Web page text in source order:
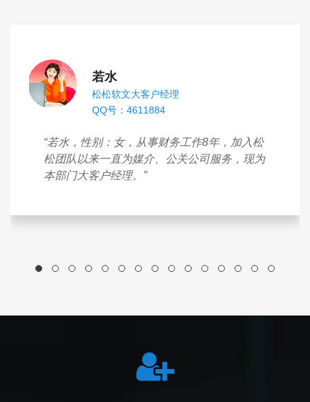
若水
松松软文大客户经理
QQ号：4611884
“若水，性别：女，从事财务工作8年，加入松
松团队以来一直为媒介、公关公司服务，现为
本部门大客户经理。”